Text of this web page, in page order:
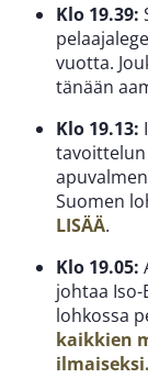
Klo 19.39:
vuotta.
tänään
Klo 19.13:
Suomen
LISÄÄ.
Klo 19.05:
johtaa
lohkossa
kaikkien
ilmaiseksi.